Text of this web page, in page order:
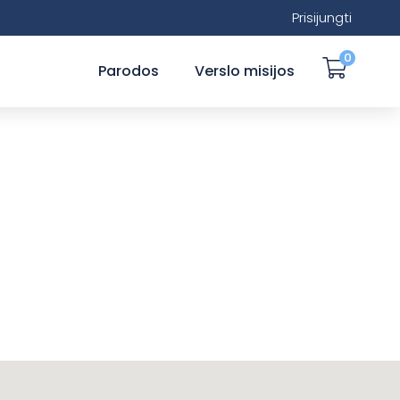
Prisijungti
Parodos Verslo misijos
0